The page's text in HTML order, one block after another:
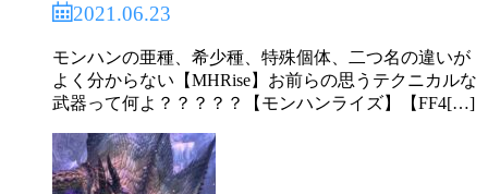
2021.06.23
モンハンの亜種、希少種、特殊個体、二つ名の違いが
よく分からない【MHRise】お前らの思うテクニカルな
武器って何よ？？？？？【モンハンライズ】【FF4[…]